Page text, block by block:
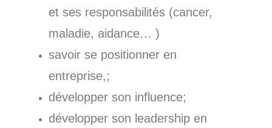
et ses responsabilités (cancer,
maladie, aidance… )
savoir se positionner en
entreprise,;
développer son influence;
développer son leadership en